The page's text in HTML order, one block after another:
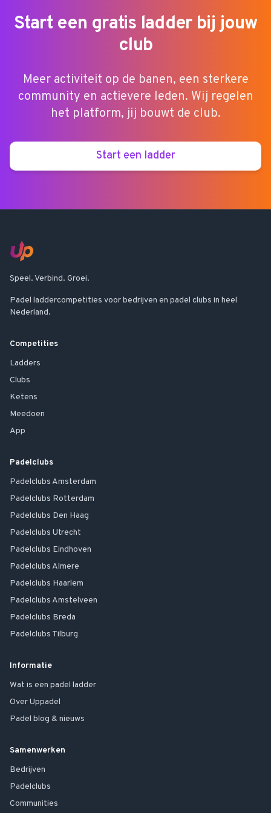
Start een gratis ladder bij jouw
club
Meer activiteit op de banen, een sterkere
community en actievere leden. Wij regelen
het platform, jij bouwt de club.
Start een ladder
Speel. Verbind. Groei.
Padel laddercompetities voor bedrijven en padel clubs in heel
Nederland.
Competities
Ladders
Clubs
Ketens
Meedoen
App
Padelclubs
Padelclubs Amsterdam
Padelclubs Rotterdam
Padelclubs Den Haag
Padelclubs Utrecht
Padelclubs Eindhoven
Padelclubs Almere
Padelclubs Haarlem
Padelclubs Amstelveen
Padelclubs Breda
Padelclubs Tilburg
Informatie
Wat is een padel ladder
Over Uppadel
Padel blog & nieuws
Samenwerken
Bedrijven
Padelclubs
Communities